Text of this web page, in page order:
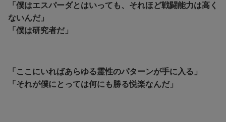
「僕はエスパーダとはいっても、それほど戦闘能力は高く
ないんだ」
「僕は研究者だ」
「ここにいればあらゆる霊性のパターンが手に入る」
「それが僕にとっては何にも勝る悦楽なんだ」